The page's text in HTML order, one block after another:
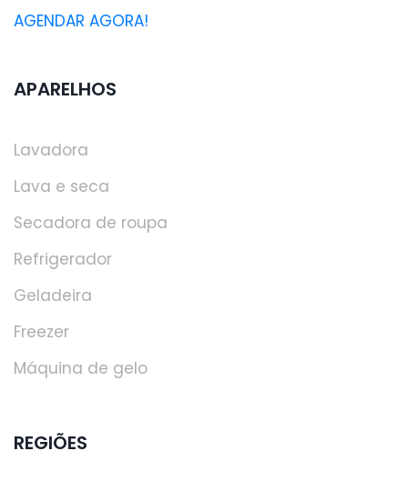
AGENDAR AGORA!
APARELHOS
Lavadora
Lava e seca
Secadora de roupa
Refrigerador
Geladeira
Freezer
Máquina de gelo
REGIÕES